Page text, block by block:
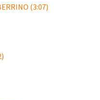
(3:07)